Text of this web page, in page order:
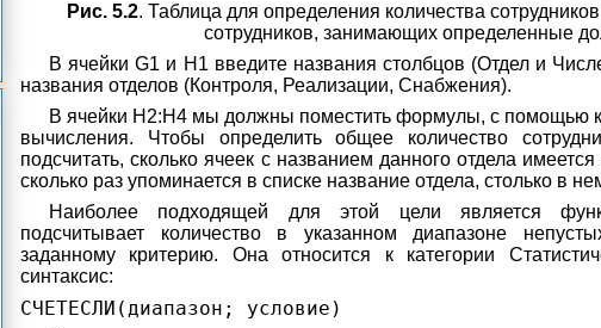
Рис. 5.2. Таблица для определения количества
сотрудников, занимающих определенные
В ячейки G1 и H1 введите названия столбцов (Отдел и
названия отделов (Контроля, Реализации, Снабжения).
В ячейки Н2:Н4 мы должны поместить формулы, с помощью
вычисления. Чтобы определить общее количество
подсчитать, сколько ячеек с названием данного отдела
сколько раз упоминается в списке название отдела, столько в
Наиболее подходящей для этой цели является
подсчитывает количество в указанном диапазоне
заданному критерию. Она относится к категории
синтаксис:
СЧЕТЕСЛИ(диапазон; условие)